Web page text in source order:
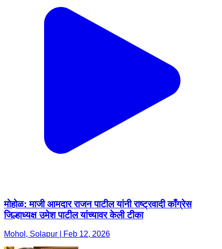
मोहोळ: माजी आमदार राजन पाटील यांनी राष्ट्रवादी काँग्रेस
जिल्हाध्यक्ष उमेश पाटील यांच्यावर केली टीका
Mohol, Solapur | Feb 12, 2026